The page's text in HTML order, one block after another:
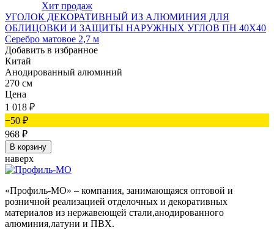
Хит продаж
УГОЛОК ДЕКОРАТИВНЫЙ ИЗ АЛЮМИНИЯ ДЛЯ
ОБЛИЦОВКИ И ЗАЩИТЫ НАРУЖНЫХ УГЛОВ ПН 40Х40
Серебро матовое 2,7 м
Добавить в избранное
Китай
Анодированный алюминий
270 см
Цена
1 018 ₽
−50 ₽
968 ₽
В корзину
наверх
«Профиль-МО» – компания, занимающаяся оптовой и
розничной реализацией отделочных и декоративных
материалов из нержавеющей стали,анодированного
алюминия,латуни и ПВХ.